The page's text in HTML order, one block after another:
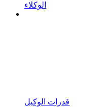
الوكلاء
قدرات الوكيل